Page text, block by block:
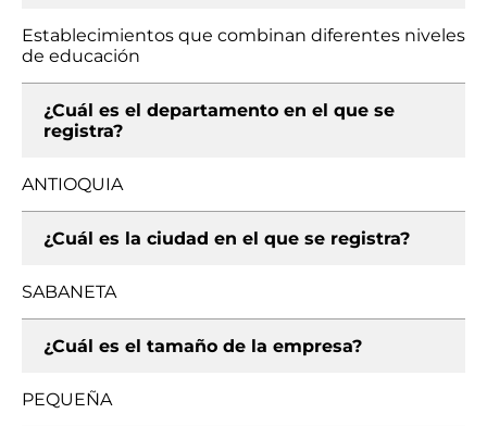
Establecimientos que combinan diferentes niveles
de educación
¿Cuál es el departamento en el que se
registra?
ANTIOQUIA
¿Cuál es la ciudad en el que se registra?
SABANETA
¿Cuál es el tamaño de la empresa?
PEQUEÑA